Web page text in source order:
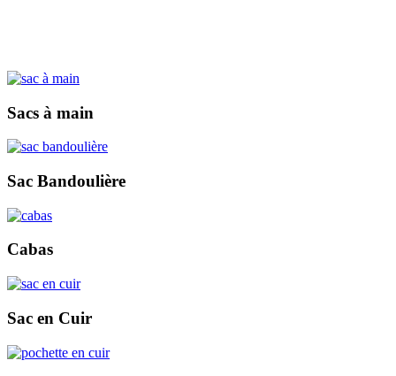
Sacs à main
Sac Bandoulière
Cabas
Sac en Cuir